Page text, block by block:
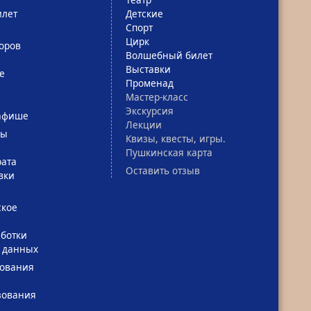
данных
Детские
Спорт
Цирк
Волшебный билет
Выставки
Променад
Мастер-класс
Экскурсия
Лекции
Квизы, квесты, игры.
Пушкинская карта
Оставить отзыв